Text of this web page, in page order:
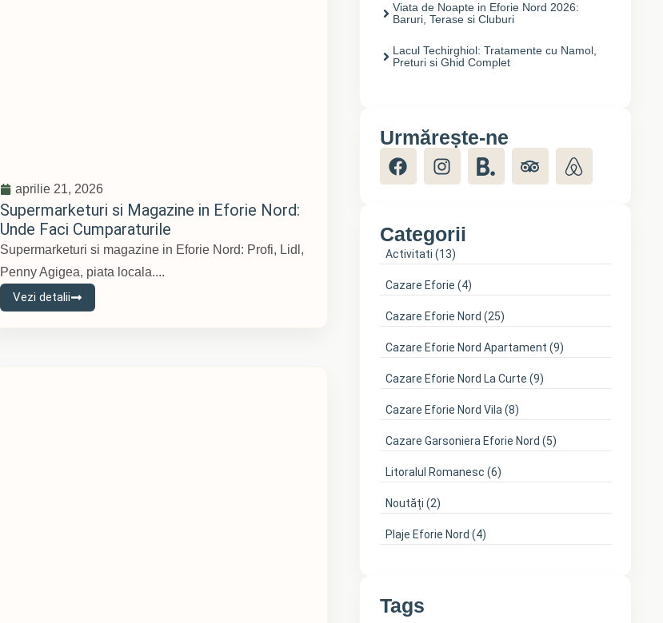
aprilie 21, 2026
Supermarketuri si Magazine in Eforie Nord:
Unde Faci Cumparaturile
Supermarketuri si magazine in Eforie Nord: Profi, Lidl,
Penny Agigea, piata locala....
Vezi detalii
Viata de Noapte in Eforie Nord 2026:
Baruri, Terase si Cluburi
Lacul Techirghiol: Tratamente cu Namol,
Preturi si Ghid Complet
Urmărește-ne
Categorii
Activitati (13)
Cazare Eforie (4)
Cazare Eforie Nord (25)
Cazare Eforie Nord Apartament (9)
Cazare Eforie Nord La Curte (9)
Cazare Eforie Nord Vila (8)
Cazare Garsoniera Eforie Nord (5)
Litoralul Romanesc (6)
Noutăți (2)
Plaje Eforie Nord (4)
Tags